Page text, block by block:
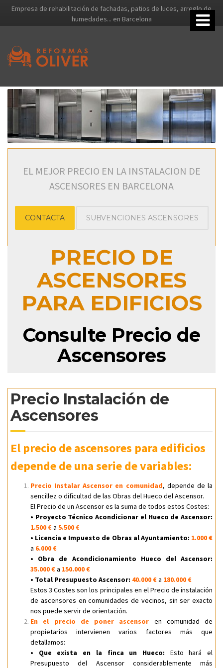
Empresa de rehabilitación de fachadas, patios de luces, arreglo de
humedades... en Barcelona
EL MEJOR PRECIO EN LA INSTALACION DE
ASCENSORES EN BARCELONA
CONTACTA SUBVENCIONES ASCENSORES
PRECIO DE
ASCENSORES
PARA EDIFICIOS
Consulte Precio de
Ascensores
Precio Instalación de
Ascensores
El precio de ascensores para edificios
depende de una serie de variables:
Precio Instalar Ascensor en comunidad, depende de la
sencillez o dificultad de las Obras del Hueco del Ascensor.
El Precio de un Ascensor es la suma de todos estos Costes:
• Proyecto Técnico Acondicionar el Hueco de Ascensor:
1.500 €a 5.500 €
• Licencia e Impuesto de Obras al Ayuntamiento: 1.000 €
a 6.000 €
• Obra de Acondicionamiento Hueco del Ascensor:
35.000 €a 150.000 €
• Total Presupuesto Ascensor: 40.000 €a 180.000 €
Estos 3 Costes son los principales en el Precio de instalación
de ascensores en comunidades de vecinos, sin ser exacto
nos puede servir de orientación.
En el precio de poner ascensor en comunidad de
propietarios intervienen varios factores más que
detallamos:
• Que exista en la finca un Hueco: Esto hará el
Presupuesto del Ascensor considerablemente más